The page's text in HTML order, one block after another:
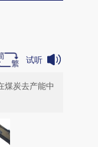
试听
煤炭去产能中